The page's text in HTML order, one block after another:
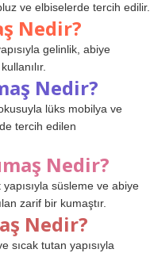
ve elbiselerde tercih edilir.
Nedir?
gelinlik, abiye
Nedir?
lüks mobilya ve
tercih edilen
Nedir?
süsleme ve abiye
zarif bir kumaştır.
Nedir?
sıcak tutan yapısıyla